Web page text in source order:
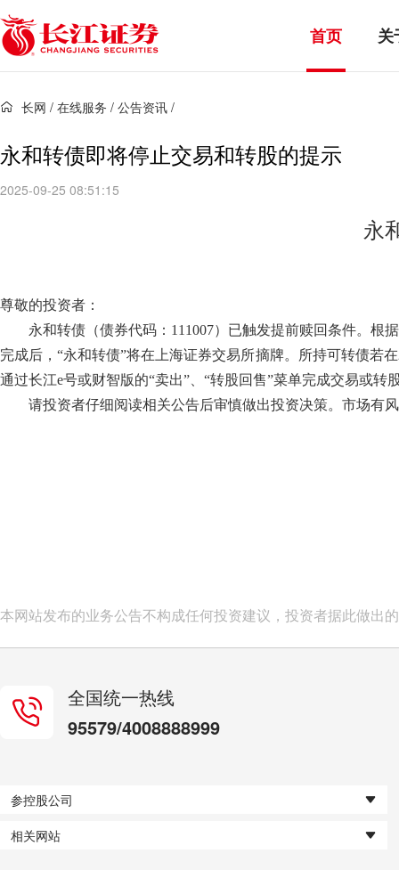
首页 关
长网 / 在线服务 / 公告资讯 /
永和转债即将停止交易和转股的提示
2025-09-25 08:51:15
永
尊敬的投资者：
永和转债（债券代码： 111007）已触发提前赎回条件。根
完成后，“永和转债”将在上海证券交易所摘牌。所持可转债若
通过长江e号或财智版的“卖出”、“转股回售”菜单完成交易或转
请投资者仔细阅读相关公告后审慎做出投资决策。市场有
本网站发布的业务公告不构成任何投资建议，投资者据此做出
全国统一热线
95579/4008888999
参控股公司
相关网站